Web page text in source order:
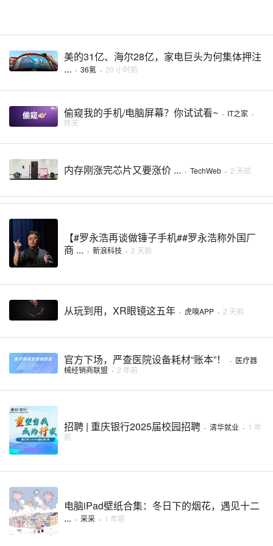
美的31亿、海尔28亿，家电巨头为何集体押注
... · 36氪 · 20 小时前
偷窥我的手机/电脑屏幕？你试试看~ · IT之家 ·
昨天
内存刚涨完芯片又要涨价 ... · TechWeb · 2 天前
【#罗永浩再谈做锤子手机##罗永浩称外国厂
商 ... · 新浪科技 · 2 天前
从玩到用，XR眼镜这五年 · 虎嗅APP · 2 天前
官方下场，严查医院设备耗材“账本”！ · 医疗器
械经销商联盟 · 2 年前
招聘 | 重庆银行2025届校园招聘 · 清华就业 · 1 年
前
电脑iPad壁纸合集：冬日下的烟花，遇见十二
... · 采采 · 1 年前